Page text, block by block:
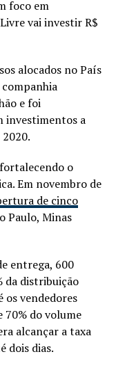
foco em
vai investir R$
alocados no País
e foi
investimentos a
o
Em novembro de
de cinco
Paulo, Minas
entrega, 600
da distribuição
os vendedores
70% do volume
alcançar a taxa
dois dias.